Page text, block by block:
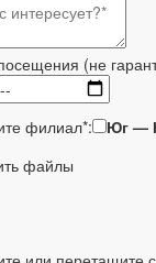
(не
филиал*: Юг —
файлы